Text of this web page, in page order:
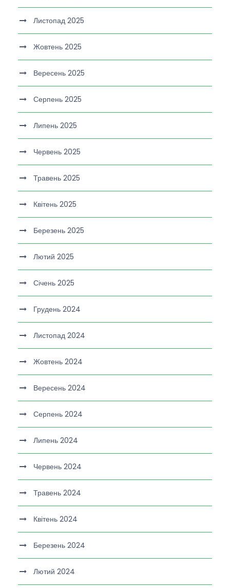
Листопад 2025
Жовтень 2025
Вересень 2025
Серпень 2025
Липень 2025
Червень 2025
Травень 2025
Квітень 2025
Березень 2025
Лютий 2025
Січень 2025
Грудень 2024
Листопад 2024
Жовтень 2024
Вересень 2024
Серпень 2024
Липень 2024
Червень 2024
Травень 2024
Квітень 2024
Березень 2024
Лютий 2024